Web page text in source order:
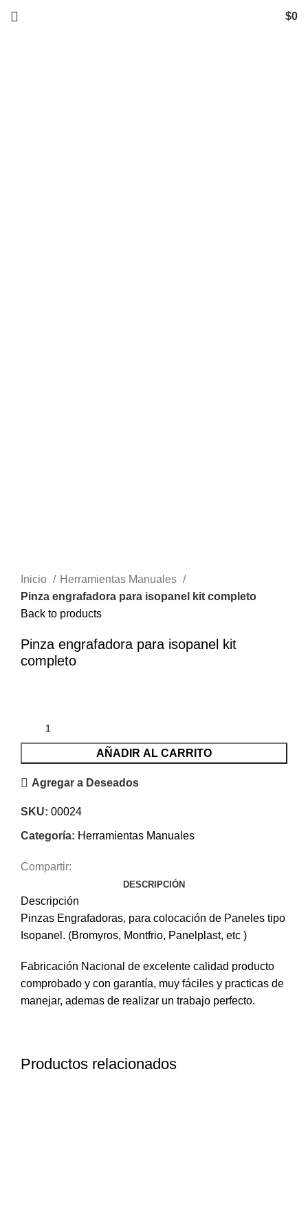
$0
Inicio
Herramientas Manuales
Pinza engrafadora para isopanel kit completo
Back to products
Pinza engrafadora para isopanel kit
completo
AÑADIR AL CARRITO
Agregar a Deseados
SKU: 00024
Categoría: Herramientas Manuales
Compartir:
DESCRIPCIÓN
Descripción
Pinzas Engrafadoras, para colocación de Paneles tipo
Isopanel. (Bromyros, Montfrio, Panelplast, etc )
Fabricación Nacional de excelente calidad producto
comprobado y con garantía, muy fáciles y practicas de
manejar, ademas de realizar un trabajo perfecto.
Productos relacionados